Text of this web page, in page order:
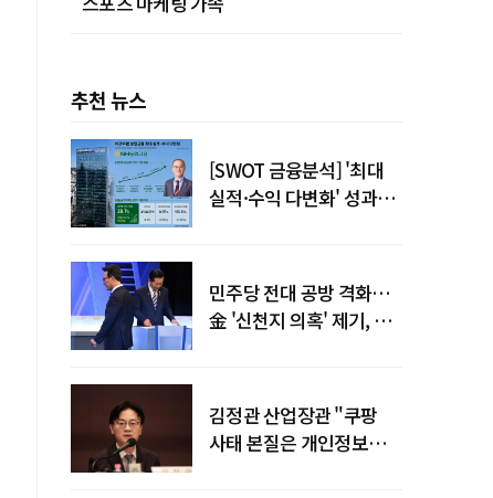
추천 뉴스
[SWOT 금융분석] '최대
실적·수익 다변화' 성과…
민주당 전대 공방 격화…
金 '신천지 의혹' 제기, 鄭
김정관 산업장관 "쿠팡
사태 본질은 개인정보